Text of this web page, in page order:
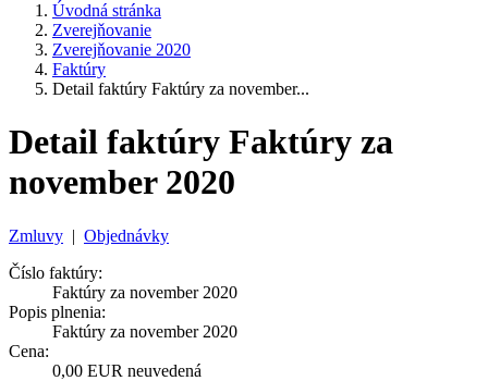
Úvodná stránka
Zverejňovanie
Zverejňovanie 2020
Faktúry
Detail faktúry Faktúry za november...
Detail faktúry Faktúry za
november 2020
Zmluvy | Objednávky
Číslo faktúry:
Faktúry za november 2020
Popis plnenia:
Faktúry za november 2020
Cena:
0,00 EUR neuvedená